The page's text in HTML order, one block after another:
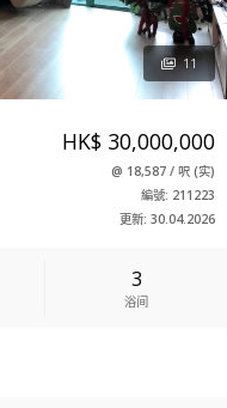
HK$ 30,000,000
@ 18,587/ 呎(实)
編號: 211223
更新: 30.04.2026
3
浴间
11